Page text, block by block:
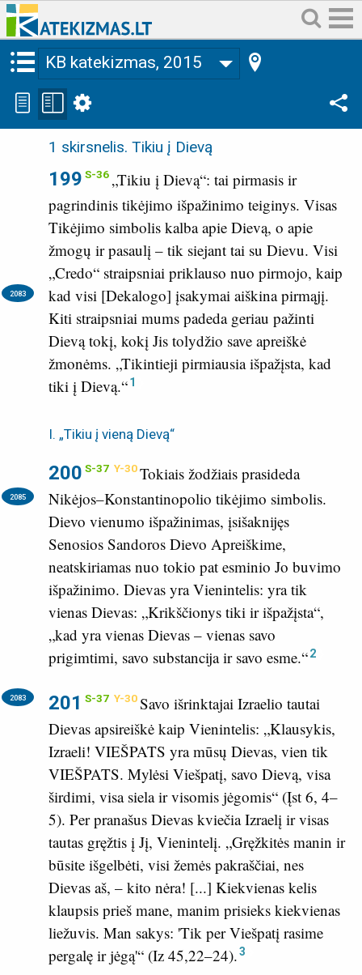
KB katekizmas, 2015
1 skirsnelis. Tikiu į Dievą
199 S-36 „Tikiu į Dievą“: tai pirmasis ir
pagrindinis tikėjimo išpažinimo teiginys. Visas
Tikėjimo simbolis kalba apie Dievą, o apie
žmogų ir pasaulį – tik siejant tai su Dievu. Visi
„Credo“ straipsniai priklauso nuo pirmojo, kaip
kad visi [Dekalogo] įsakymai aiškina pirmąjį.
2083
Kiti straipsniai mums padeda geriau pažinti
Dievą tokį, kokį Jis tolydžio save apreiškė
žmonėms. „Tikintieji pirmiausia išpažįsta, kad
tiki į Dievą.“1
I. „Tikiu į vieną Dievą“
200 S-37 Y-30Tokiais žodžiais prasideda
Nikėjos–Konstantinopolio tikėjimo simbolis.
2085
Dievo vienumo išpažinimas, įsišaknijęs
Senosios Sandoros Dievo Apreiškime,
neatskiriamas nuo tokio pat esminio Jo buvimo
išpažinimo. Dievas yra Vienintelis: yra tik
vienas Dievas: „Krikščionys tiki ir išpažįsta“,
„kad yra vienas Dievas – vienas savo
prigimtimi, savo substancija ir savo esme.“2
201 S-37 Y-30
2083
Savo išrinktajai Izraelio tautai
Dievas apsireiškė kaip Vienintelis: „Klausykis,
Izraeli! VIEŠPATS yra mūsų Dievas, vien tik
VIEŠPATS. Mylėsi Viešpatį, savo Dievą, visa
širdimi, visa siela ir visomis jėgomis“ (Įst 6, 4–
5). Per pranašus Dievas kviečia Izraelį ir visas
tautas gręžtis į Jį, Vienintelį. „Gręžkitės manin ir
būsite išgelbėti, visi žemės pakraščiai, nes
Dievas aš, – kito nėra! [...] Kiekvienas kelis
klaupsis prieš mane, manim prisieks kiekvienas
liežuvis. Man sakys: 'Tik per Viešpatį rasime
pergalę ir jėgą'“ (Iz 45,22–24).3